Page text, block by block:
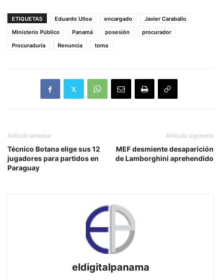
ETIQUETAS Eduardo Ulloa encargado
Javier Caraballo
Ministerio Público
Panamá posesión
procurador
Procuraduría
Renuncia toma
Artículo anterior
Técnico Botana elige sus 12
jugadores para partidos en
Paraguay
Artículo siguiente
MEF desmiente desaparición
de Lamborghini aprehendido
eldigitalpanama